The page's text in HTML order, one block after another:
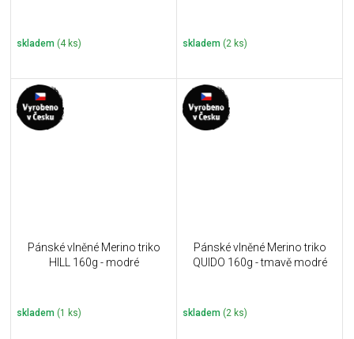
skladem (4 ks) skladem (2 ks)
Pánské vlněné Merino triko
HILL 160g - modré
skladem (1 ks)
Pánské vlněné Merino triko
QUIDO 160g - tmavě modré
skladem (2 ks)